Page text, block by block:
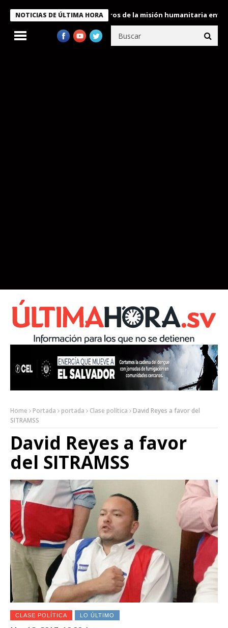
NOTICIAS DE ÚLTIMA HORA
condecora a miembros de la misión humanitaria enviada a
Home Portada portada Clase política
David Reyes a favor del
SITRAMSS
David Reyes a favor
del SITRAMSS
CLASE POLÍTICA LO ÚLTIMO